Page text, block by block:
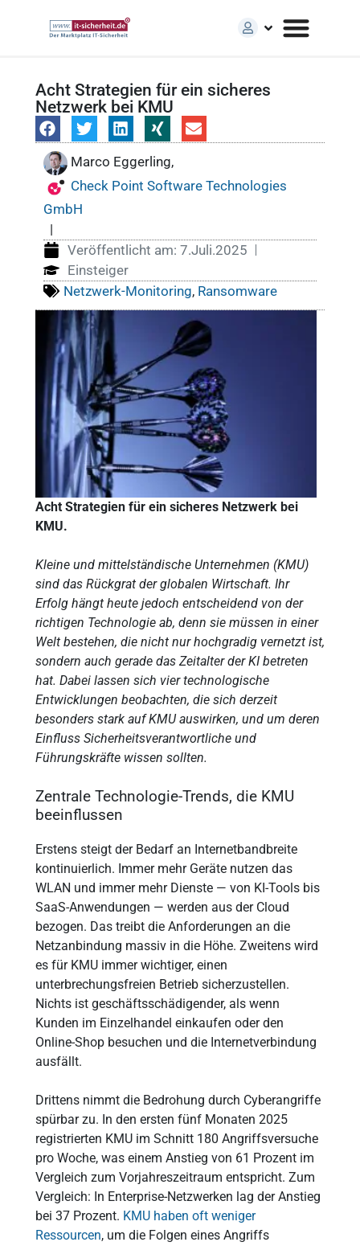
Acht Strategien für ein sicheres
Netzwerk bei KMU
Marco Eggerling,
Check Point Software Technologies
GmbH
|
Veröffentlicht am: 7.Juli.2025
Einsteiger
Netzwerk-Monitoring, Ransomware
Acht Strategien für ein sicheres Netzwerk bei
KMU.
Kleine und mittelständische Unternehmen (KMU)
sind das Rückgrat der globalen Wirtschaft. Ihr
Erfolg hängt heute jedoch entscheidend von der
richtigen Technologie ab, denn sie müssen in einer
Welt bestehen, die nicht nur hochgradig vernetzt ist,
sondern auch gerade das Zeitalter der KI betreten
hat. Dabei lassen sich vier technologische
Entwicklungen beobachten, die sich derzeit
besonders stark auf KMU auswirken, und um deren
Einfluss Sicherheitsverantwortliche und
Führungskräfte wissen sollten.
Zentrale Technologie-Trends, die KMU
beeinflussen
Erstens steigt der Bedarf an Internetbandbreite
kontinuierlich. Immer mehr Geräte nutzen das
WLAN und immer mehr Dienste — von KI-Tools bis
SaaS-Anwendungen — werden aus der Cloud
bezogen. Das treibt die Anforderungen an die
Netzanbindung massiv in die Höhe. Zweitens wird
es für KMU immer wichtiger, einen
unterbrechungsfreien Betrieb sicherzustellen.
Nichts ist geschäftsschädigender, als wenn
Kunden im Einzelhandel einkaufen oder den
Online-Shop besuchen und die Internetverbindung
ausfällt.
Drittens nimmt die Bedrohung durch Cyberangriffe
spürbar zu. In den ersten fünf Monaten 2025
registrierten KMU im Schnitt 180 Angriffsversuche
pro Woche, was einem Anstieg von 61 Prozent im
Vergleich zum Vorjahreszeitraum entspricht. Zum
Vergleich: In Enterprise-Netzwerken lag der Anstieg
bei 37 Prozent. KMU haben oft weniger
Ressourcen, um die Folgen eines Angriffs